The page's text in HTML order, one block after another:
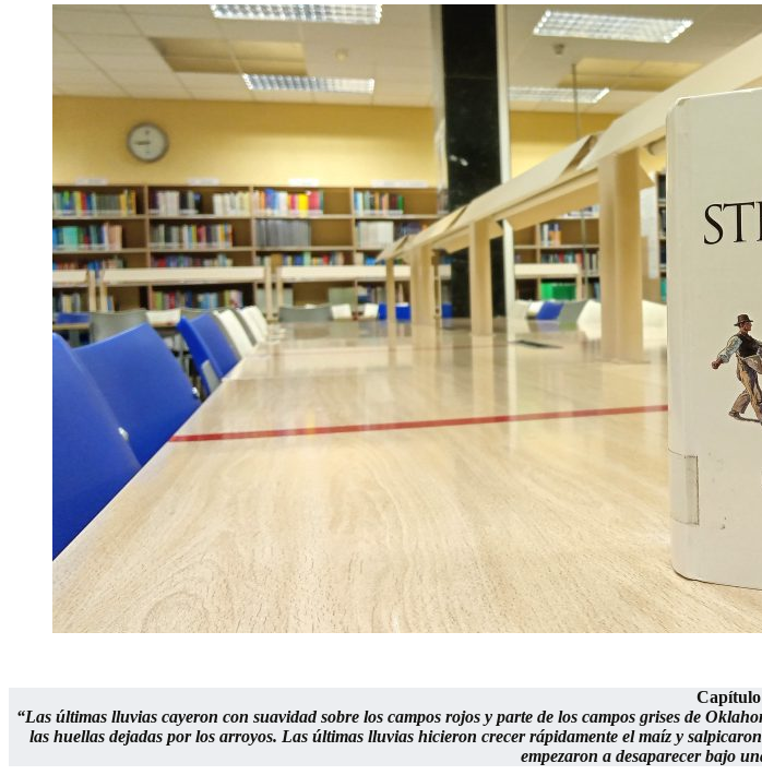
“Las últimas lluvias cayeron con suavidad sobre los campos rojos y parte de los campos grises de
las huellas dejadas por los arroyos. Las últimas lluvias hicieron crecer rápidamente el maíz y
empezaron a desaparecer bajo